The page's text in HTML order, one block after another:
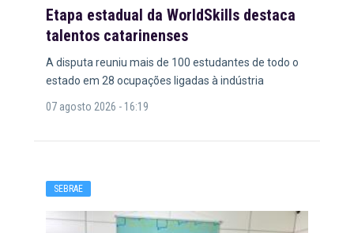
Etapa estadual da WorldSkills destaca
talentos catarinenses
A disputa reuniu mais de 100 estudantes de todo o
estado em 28 ocupações ligadas à indústria
07 agosto 2026 - 16:19
SEBRAE